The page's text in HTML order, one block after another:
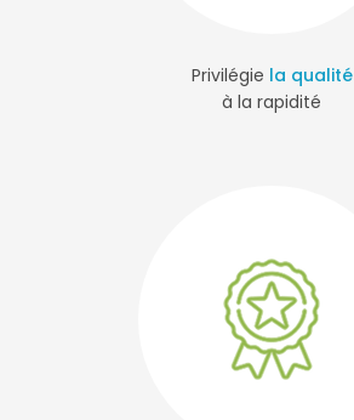
Privilégie la qualité
à la rapidité